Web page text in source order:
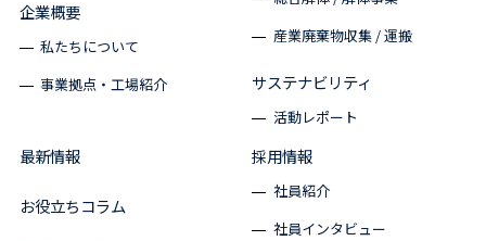
企業概要
私たちについて
事業拠点・工場紹介
産業廃棄物収集 / 運搬
サステナビリティ
活動レポート
最新情報
お役立ちコラム
採用情報
社員紹介
社員インタビュー